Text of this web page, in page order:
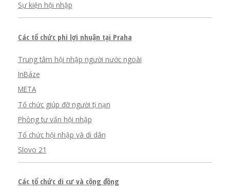
Sự kiện hội nhập
Các tổ chức phi lợi nhuận tại Praha
Trung tâm hội nhập người nước ngoài
InBáze
META
Tổ chức giúp đỡ người tị nạn
Phòng tư vấn hội nhập
Tổ chức hội nhập và di dân
Slovo 21
Các tổ chức di cư và cộng đồng